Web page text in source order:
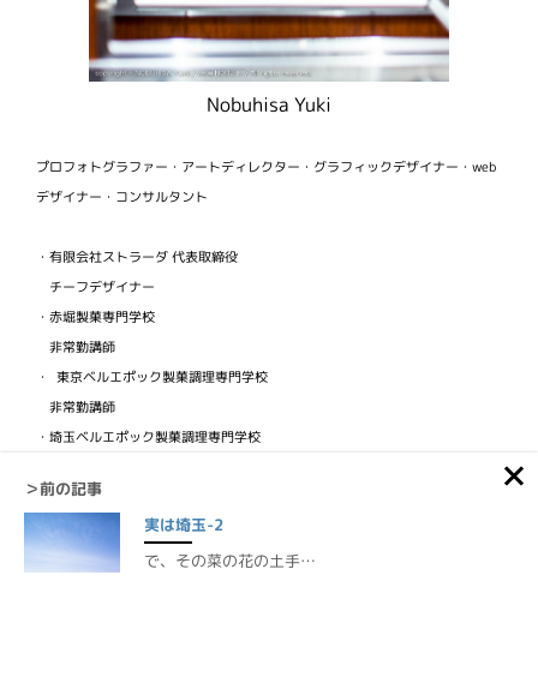
Nobuhisa Yuki
プロフォトグラファー・アートディレクター・グラフィックデザイナー・web
デザイナー・コンサルタント
・有限会社ストラーダ 代表取締役
チーフデザイナー
・赤堀製菓専門学校
非常勤講師
・ 東京ベルエポック製菓調理専門学校
非常勤講師
・埼玉ベルエポック製菓調理専門学校
・ビジュアルフードクリエイター協会
検定講師
＞前の記事
実は埼玉-2
で、その菜の花の土手…